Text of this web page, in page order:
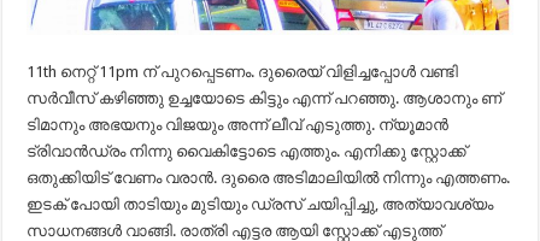
11th നെറ്റ് 11pm ന് പുറപ്പെടണം. ദുരൈയ് വിളിച്ചപ്പോൾ വണ്ടി
സർവീസ് കഴിഞ്ഞു ഉച്ചയോടെ കിട്ടും എന്ന് പറഞ്ഞു. ആശാനും ണ്
ടിമാനും അഭയനും വിജയും അന്ന് ലീവ് എടുത്തു. ന്യൂമാൻ
ട്രിവാൻഡ്രം നിന്നു വൈകിട്ടോടെ എത്തും. എനിക്കു സ്റ്റോക്ക്
ഒതുക്കിയിട് വേണം വരാൻ. ദുരൈ അടിമാലിയിൽ നിന്നും എത്തണം.
ഇടക് പോയി താടിയും മുടിയും ഡ്രസ് ചയിപ്പിച്ചു, അത്യാവശ്യം
സാധനങ്ങൾ വാങ്ങി. രാത്രി എട്ടര ആയി സ്റ്റോക്ക് എടുത്ത്